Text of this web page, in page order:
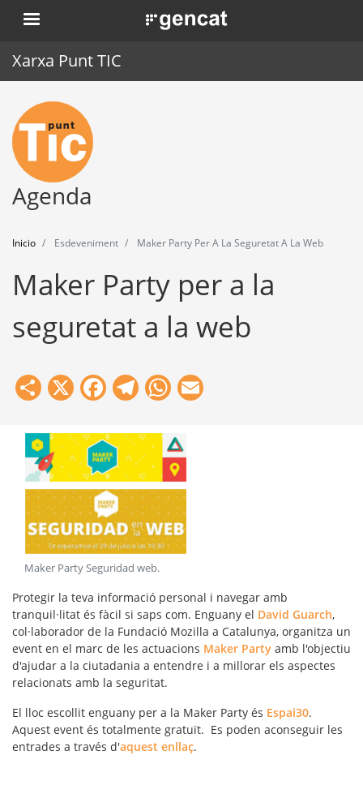
Pasar
al
. Obre en una nova finestra.
Xarxa Punt TIC
Inicio
Punt TIC
Actualidad
Herramientas
Agenda
Inicio Esdeveniment Maker Party Per A La Seguretat A La Web
Maker Party per a la
seguretat a la web
Share
X Facebook
Telegram
WhatsApp
Maker Party Seguridad web.
Protegir la teva informació personal i navegar amb
tranquil·litat és fàcil si saps com. Enguany el David Guarch,
col·laborador de la Fundació Mozilla a Catalunya, organitza un
event en el marc de les actuacions Maker Party amb l'objectiu
d'ajudar a la ciutadania a entendre i a millorar els aspectes
relacionats amb la seguritat.
El lloc escollit enguany per a la Maker Party és Espai30.
Aquest event és totalmente gratuït. Es poden aconseguir les
entrades a través d'aquest enllaç.